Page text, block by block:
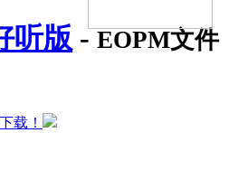
听版 -EOPM文件
载！